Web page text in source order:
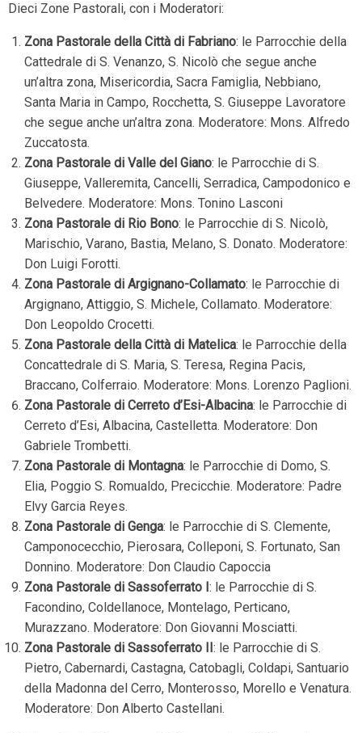
Dieci Zone Pastorali, con i Moderatori:
Zona Pastorale della Città di Fabriano: le Parrocchie della
Cattedrale di S. Venanzo, S. Nicolò che segue anche
un’altra zona, Misericordia, Sacra Famiglia, Nebbiano,
Santa Maria in Campo, Rocchetta, S. Giuseppe Lavoratore
che segue anche un’altra zona. Moderatore: Mons. Alfredo
Zuccatosta.
Zona Pastorale di Valle del Giano: le Parrocchie di S.
Giuseppe, Valleremita, Cancelli, Serradica, Campodonico e
Belvedere. Moderatore: Mons. Tonino Lasconi
Zona Pastorale di Rio Bono: le Parrocchie di S. Nicolò,
Marischio, Varano, Bastia, Melano, S. Donato. Moderatore:
Don Luigi Forotti.
Zona Pastorale di Argignano-Collamato: le Parrocchie di
Argignano, Attiggio, S. Michele, Collamato. Moderatore:
Don Leopoldo Crocetti.
Zona Pastorale della Città di Matelica: le Parrocchie della
Concattedrale di S. Maria, S. Teresa, Regina Pacis,
Braccano, Colferraio. Moderatore: Mons. Lorenzo Paglioni.
Zona Pastorale di Cerreto d’Esi-Albacina: le Parrocchie di
Cerreto d’Esi, Albacina, Castelletta. Moderatore: Don
Gabriele Trombetti.
Zona Pastorale di Montagna: le Parrocchie di Domo, S.
Elia, Poggio S. Romualdo, Precicchie. Moderatore: Padre
Elvy Garcia Reyes.
Zona Pastorale di Genga: le Parrocchie di S. Clemente,
Camponocecchio, Pierosara, Colleponi, S. Fortunato, San
Donnino. Moderatore: Don Claudio Capoccia
Zona Pastorale di Sassoferrato I : le Parrocchie di S.
Facondino, Coldellanoce, Montelago, Perticano,
Murazzano. Moderatore: Don Giovanni Mosciatti.
Zona Pastorale di Sassoferrato II : le Parrocchie di S.
Pietro, Cabernardi, Castagna, Catobagli, Coldapi, Santuario
della Madonna del Cerro, Monterosso, Morello e Venatura.
Moderatore: Don Alberto Castellani.